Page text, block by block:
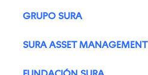
GRUPO SURA
SURA ASSET MANAGEMENT